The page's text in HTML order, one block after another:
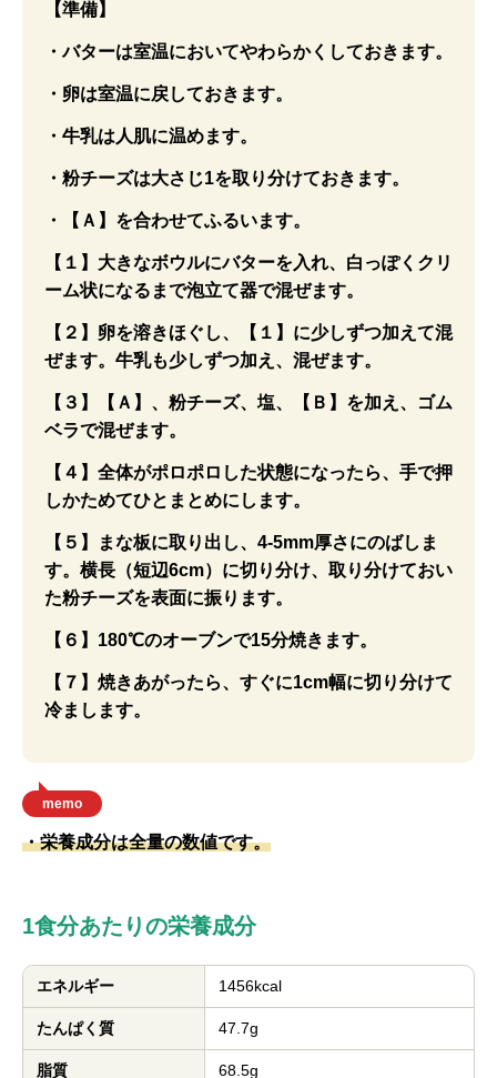
【準備】
・バターは室温においてやわらかくしておきます。
・卵は室温に戻しておきます。
・牛乳は人肌に温めます。
・粉チーズは大さじ1を取り分けておきます。
・【Ａ】を合わせてふるいます。
【１】大きなボウルにバターを入れ、白っぽくクリ
ーム状になるまで泡立て器で混ぜます。
【２】卵を溶きほぐし、【１】に少しずつ加えて混
ぜます。牛乳も少しずつ加え、混ぜます。
【３】【Ａ】、粉チーズ、塩、【Ｂ】を加え、ゴム
ベラで混ぜます。
【４】全体がポロポロした状態になったら、手で押
しかためてひとまとめにします。
【５】まな板に取り出し、4-5mm厚さにのばしま
す。横長（短辺6cm）に切り分け、取り分けておい
た粉チーズを表面に振ります。
【６】180℃のオーブンで15分焼きます。
【７】焼きあがったら、すぐに1cm幅に切り分けて
冷まします。
memo
・栄養成分は全量の数値です。
1食分あたりの栄養成分
エネルギー 1456kcal
たんぱく質 47.7g
脂質 68.5g